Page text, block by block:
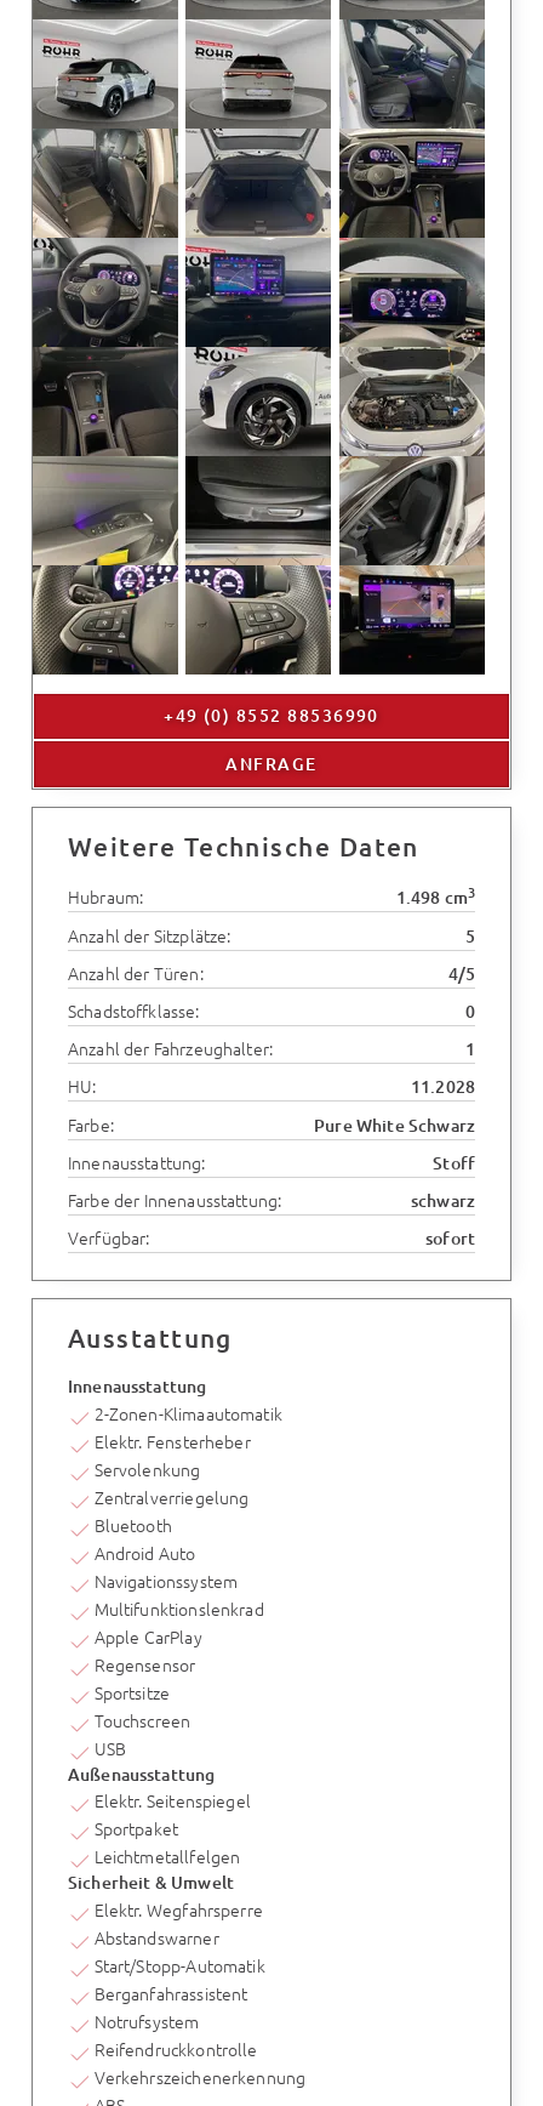
+49 (0) 8552 88536990
ANFRAGE
Weitere Technische Daten
Hubraum: 1.498 cm3
Anzahl der Sitzplätze: 5
Anzahl der Türen: 4/5
Schadstoffklasse: 0
Anzahl der Fahrzeughalter: 1
HU: 11.2028
Farbe: Pure White Schwarz
Innenausstattung: Stoff
Farbe der Innenausstattung: schwarz
Verfügbar: sofort
Ausstattung
Innenausstattung
2-Zonen-Klimaautomatik
Elektr. Fensterheber
Servolenkung
Zentralverriegelung
Bluetooth
Android Auto
Navigationssystem
Multifunktionslenkrad
Apple CarPlay
Regensensor
Sportsitze
Touchscreen
USB
Außenausstattung
Elektr. Seitenspiegel
Sportpaket
Leichtmetallfelgen
Sicherheit & Umwelt
Elektr. Wegfahrsperre
Abstandswarner
Start/Stopp-Automatik
Berganfahrassistent
Notrufsystem
Reifendruckkontrolle
Verkehrszeichenerkennung